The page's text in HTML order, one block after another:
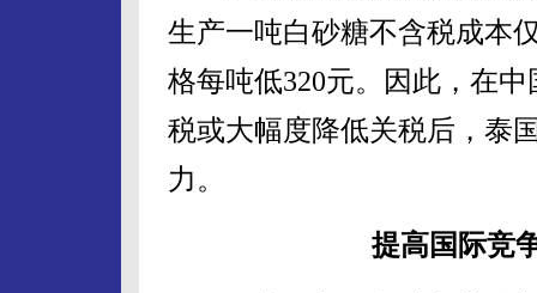
生产一吨白砂糖不含税成本
格每吨低320元。因此，在
税或大幅度降低关税后，泰
力。
提高国际竞